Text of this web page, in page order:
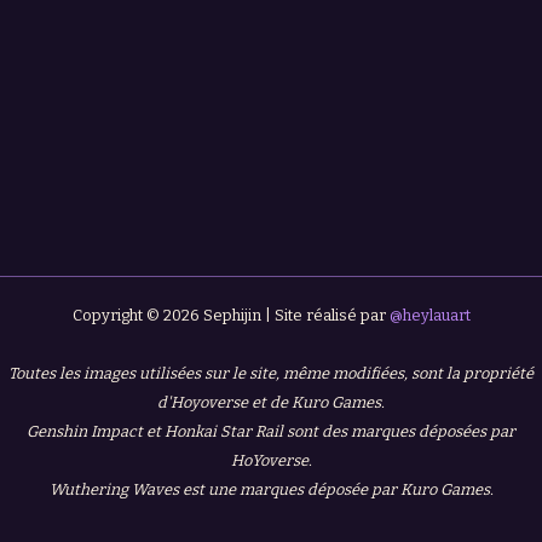
Copyright © 2026 Sephijin | Site réalisé par @heylauart
Toutes les images utilisées sur le site, même modifiées, sont la propriété
d'Hoyoverse et de Kuro Games.
Genshin Impact et Honkai Star Rail sont des marques déposées par
HoYoverse.
Wuthering Waves est une marques déposée par Kuro Games.